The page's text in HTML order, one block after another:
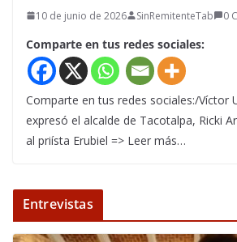
10 de junio de 2026 SinRemitenteTab 0
Comparte en tus redes sociales:
Comparte en tus redes sociales:/Víctor
expresó el alcalde de Tacotalpa, Ricki
al priísta Erubiel => Leer más…
Entrevistas